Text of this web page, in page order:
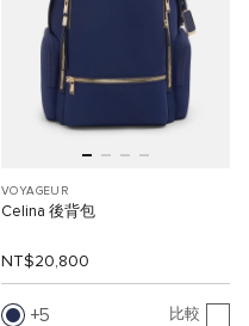
VOYAGEUR
Celina 後背包
NT$20,800
5 比較